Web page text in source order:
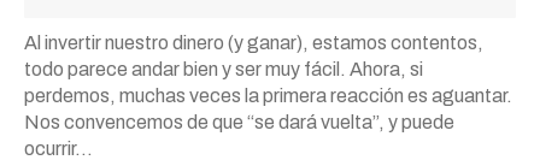
Al invertir nuestro dinero (y ganar), estamos contentos,
todo parece andar bien y ser muy fácil. Ahora, si
perdemos, muchas veces la primera reacción es aguantar.
Nos convencemos de que “se dará vuelta”, y puede
ocurrir…